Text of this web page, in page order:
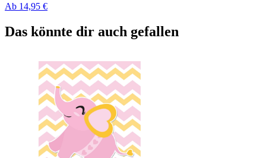
Ab 14,95 €
Das könnte dir auch gefallen